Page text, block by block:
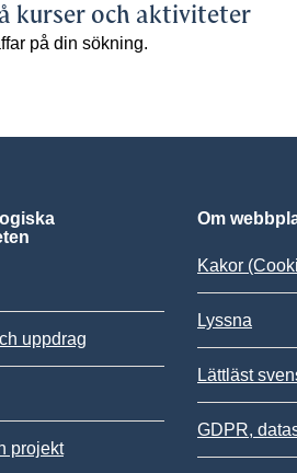
kurser och aktiviteter
på din sökning.
uppdrag
projekt
Om
Kakor
Lyssna
Lättläst
GDPR,